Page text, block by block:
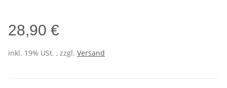
28,90 €
inkl. 19% USt. , zzgl. Versand